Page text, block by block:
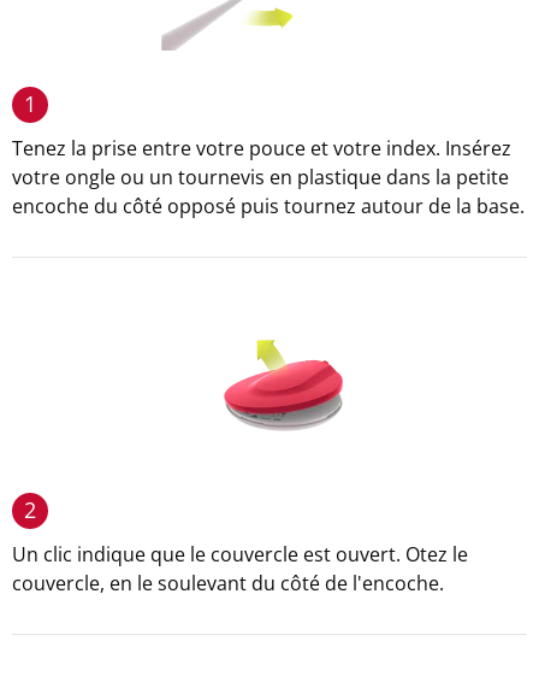
1
Tenez la prise entre votre pouce et votre index. Insérez
votre ongle ou un tournevis en plastique dans la petite
encoche du côté opposé puis tournez autour de la base.
2
Un clic indique que le couvercle est ouvert. Otez le
couvercle, en le soulevant du côté de l'encoche.